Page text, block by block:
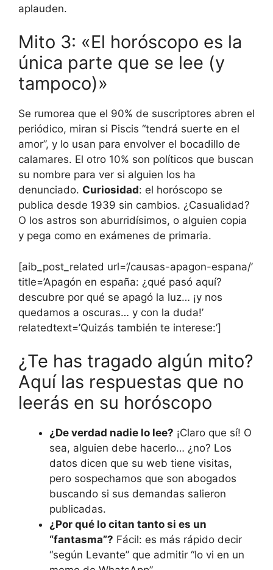
aplauden.
Mito 3: «El horóscopo es la
única parte que se lee (y
tampoco)»
Se rumorea que el 90% de suscriptores abren el
periódico, miran si Piscis “tendrá suerte en el
amor”, y lo usan para envolver el bocadillo de
calamares. El otro 10% son políticos que buscan
su nombre para ver si alguien los ha
denunciado. Curiosidad: el horóscopo se
publica desde 1939 sin cambios. ¿Casualidad?
O los astros son aburridísimos, o alguien copia
y pega como en exámenes de primaria.
[aib_post_related url=’/causas-apagon-espana/’
title=’Apagón en españa: ¿qué pasó aquí?
descubre por qué se apagó la luz… ¡y nos
quedamos a oscuras… y con la duda!’
relatedtext=’Quizás también te interese:’]
¿Te has tragado algún mito?
Aquí las respuestas que no
leerás en su horóscopo
¿De verdad nadie lo lee? ¡Claro que sí! O
sea, alguien debe hacerlo… ¿no? Los
datos dicen que su web tiene visitas,
pero sospechamos que son abogados
buscando si sus demandas salieron
publicadas.
¿Por qué lo citan tanto si es un
“fantasma”? Fácil: es más rápido decir
“según Levante” que admitir “lo vi en un